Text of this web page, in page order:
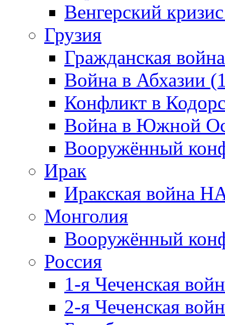
Венгерский
Грузия
Гражданская
Война в Абхазии
Конфликт в
Война в Южной
Вооружённый
Ирак
Иракская война
Монголия
Вооружённый
Россия
1-я Чеченская
2-я Чеченская